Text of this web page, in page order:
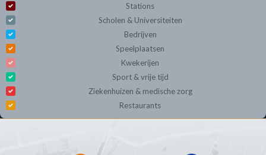
Stations
Scholen & Universiteiten
Bedrijven
Speelplaatsen
Kwekerijen
Sport & vrije tijd
Ziekenhuizen & medische zorg
Restaurants